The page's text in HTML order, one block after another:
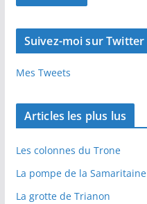
Suivez-moi sur Twitter
Mes Tweets
Articles les plus lus
Les colonnes du Trone
La pompe de la Samaritaine
La grotte de Trianon